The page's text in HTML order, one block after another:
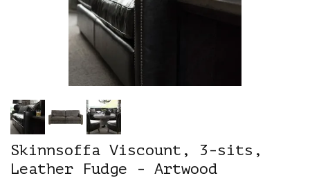
Skinnsoffa Viscount, 3-sits,
Leather Fudge - Artwood